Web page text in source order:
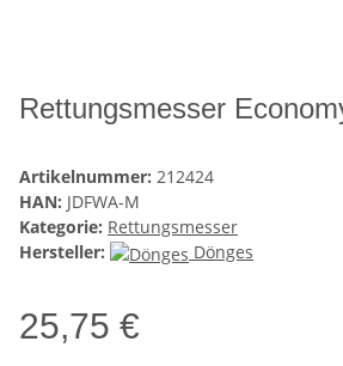
Rettungsmesser
Artikelnummer: 212424
HAN: JDFWA-M
Kategorie: Rettungsmesser
Hersteller:
Dönges
25,75 €